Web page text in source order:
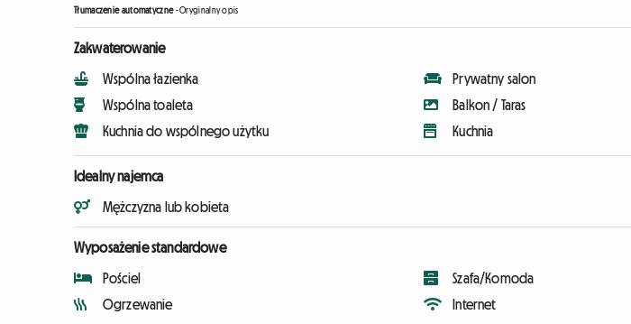
Tłumaczenie automatyczne-Oryginalny opis
Zakwaterowanie
Wspólna łazienka
Wspólna toaleta
Kuchnia do wspólnego użytku
Prywatny salon
Balkon / Taras
Kuchnia
Idealny najemca
Mężczyzna lub kobieta
Wyposażenie standardowe
Pościel
Ogrzewanie
Szafa/Komoda
Internet